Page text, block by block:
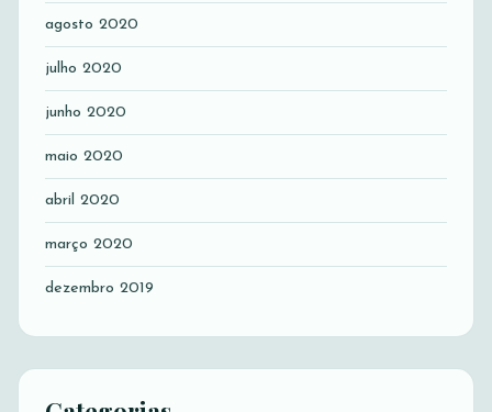
agosto 2020
julho 2020
junho 2020
maio 2020
abril 2020
março 2020
dezembro 2019